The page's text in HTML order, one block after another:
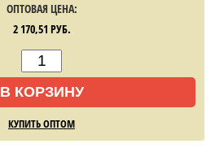
ОПТОВАЯ ЦЕНА:
2 170,51 РУБ.
В КОРЗИНУ
КУПИТЬ ОПТОМ